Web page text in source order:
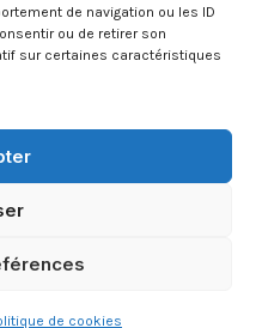
de navigation ou les ID
ou de retirer son
sur certaines caractéristiques
de cookies